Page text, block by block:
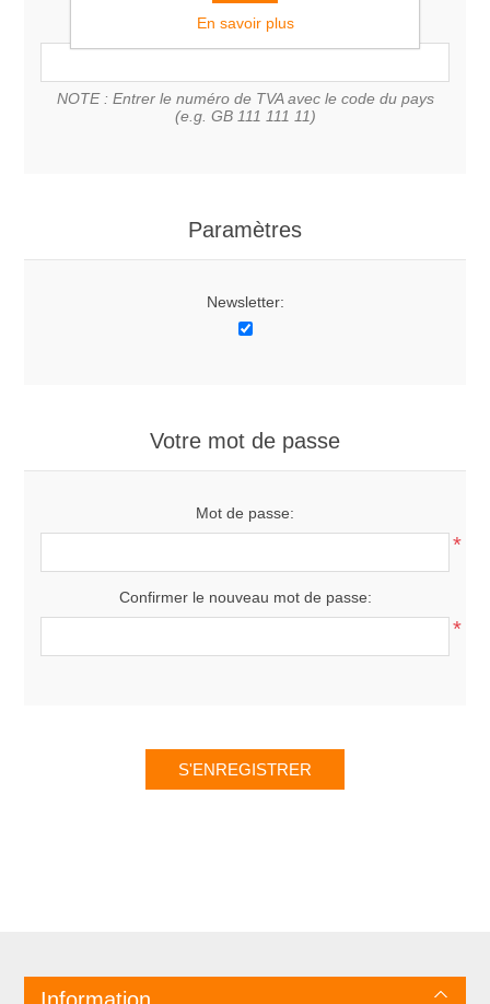
Numéro de TVA:
NOTE : Entrer le numéro de TVA avec le code du pays
(e.g. GB 111 111 11)
Paramètres
Newsletter:
Votre mot de passe
Mot de passe:
*
Confirmer le nouveau mot de passe:
*
En savoir plus